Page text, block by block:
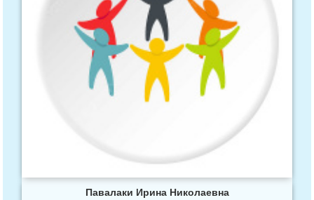
Павалаки Ирина Николаевна